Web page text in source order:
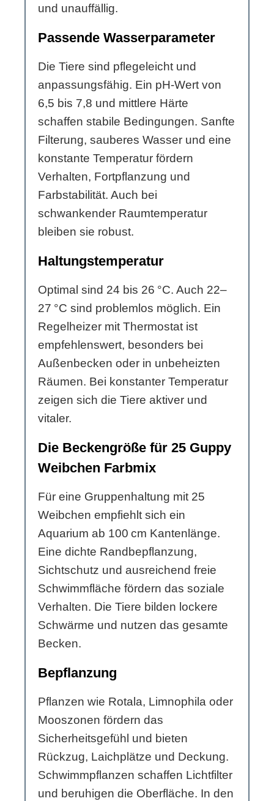
und unauffällig.
Passende Wasserparameter
Die Tiere sind pflegeleicht und
anpassungsfähig. Ein pH-Wert von
6,5 bis 7,8 und mittlere Härte
schaffen stabile Bedingungen. Sanfte
Filterung, sauberes Wasser und eine
konstante Temperatur fördern
Verhalten, Fortpflanzung und
Farbstabilität. Auch bei
schwankender Raumtemperatur
bleiben sie robust.
Haltungstemperatur
Optimal sind 24 bis 26 °C. Auch 22–
27 °C sind problemlos möglich. Ein
Regelheizer mit Thermostat ist
empfehlenswert, besonders bei
Außenbecken oder in unbeheizten
Räumen. Bei konstanter Temperatur
zeigen sich die Tiere aktiver und
vitaler.
Die Beckengröße für 25 Guppy
Weibchen Farbmix
Für eine Gruppenhaltung mit 25
Weibchen empfiehlt sich ein
Aquarium ab 100 cm Kantenlänge.
Eine dichte Randbepflanzung,
Sichtschutz und ausreichend freie
Schwimmfläche fördern das soziale
Verhalten. Die Tiere bilden lockere
Schwärme und nutzen das gesamte
Becken.
Bepflanzung
Pflanzen wie Rotala, Limnophila oder
Mooszonen fördern das
Sicherheitsgefühl und bieten
Rückzug, Laichplätze und Deckung.
Schwimmpflanzen schaffen Lichtfilter
und beruhigen die Oberfläche. In den